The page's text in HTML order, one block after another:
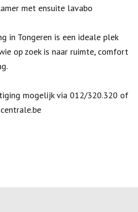
met ensuite lavabo
in Tongeren is een ideale plek
op zoek is naar ruimte, comfort
mogelijk via 012/320.320 of